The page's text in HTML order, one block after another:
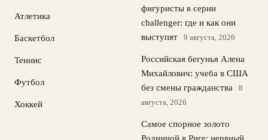
Атлетика
Баскетбол
Теннис
Футбол
Хоккей
фигуристы в серии
challenger: где и как они
выступят
9 августа, 2026
Российская бегунья Алена
Михайлович: учеба в США
без смены гражданства
8
августа, 2026
Самое спорное золото